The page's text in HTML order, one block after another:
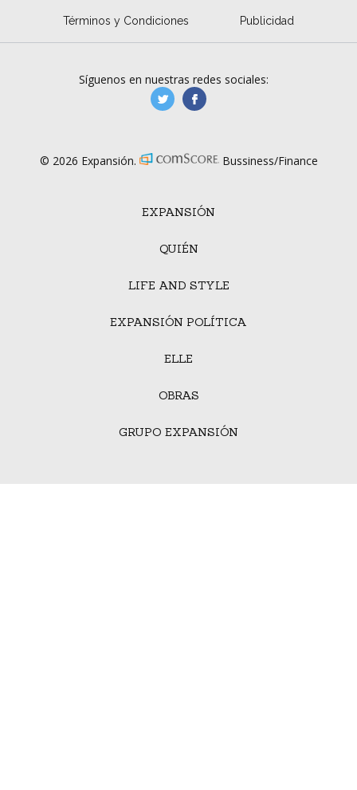
Términos y Condiciones Publicidad
EXPANSIÓN
QUIÉN
LIFE AND STYLE
EXPANSIÓN POLÍTICA
ELLE
OBRAS
GRUPO EXPANSIÓN
Síguenos en nuestras redes sociales:
manufacturaGE
© 2026 Expansión. Bussiness/Finance